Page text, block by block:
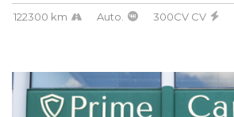
122300 km Auto. 300CV CV